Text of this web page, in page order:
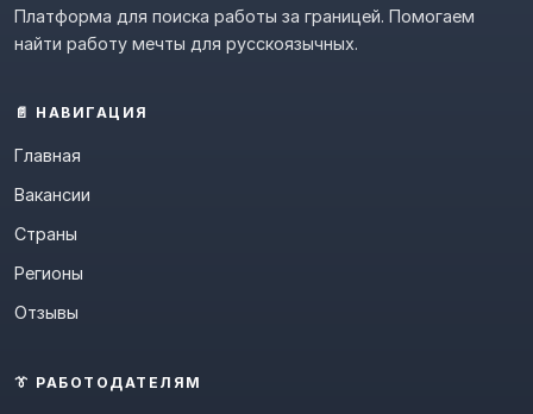
Платформа для поиска работы за границей. Помогаем
найти работу мечты для русскоязычных.
📄 НАВИГАЦИЯ
Главная
Вакансии
Страны
Регионы
Отзывы
👔 РАБОТОДАТЕЛЯМ